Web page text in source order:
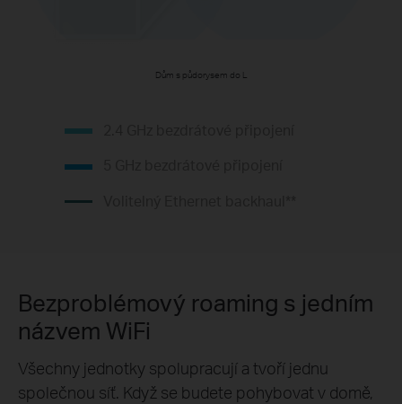
Dům s půdorysem do L
Bezproblémový roaming s jedním
názvem WiFi
Všechny jednotky spolupracují a tvoří jednu
společnou síť. Když se budete pohybovat v domě,